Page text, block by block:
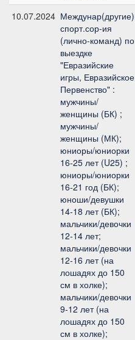
10.07.2024 Междунар(другие)
спорт.сор-ия
(лично-команд) по
выездке
"Евразийские
игры, Евразийское
Первенство" :
мужчины/
женщины (БК) ;
мужчины/
женщины (МК);
юниоры/юниорки
16-25 лет (U25) ;
юниоры/юниорки
16-21 год (БК);
юноши/девушки
14-18 лет (БК);
мальчики/девочки
12-14 лет;
мальчики/девочки
12-16 лет (на
лошадях до 150
см в холке);
мальчики/девочки
9-12 лет (на
лошадях до 150
см в холке);